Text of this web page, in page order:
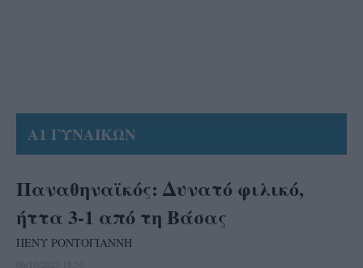
Α1 ΓΥΝΑΙΚΩΝ
Παναθηναϊκός: Δυνατό φιλικό,
ήττα 3-1 από τη Βάσας
ΠΕΝΥ ΡΟΝΤΟΓΙΑΝΝΗ